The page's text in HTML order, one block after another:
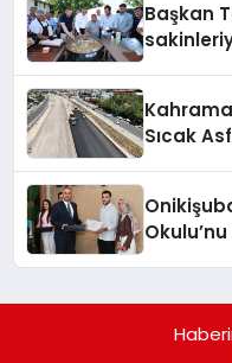
Başkan
Sıcak